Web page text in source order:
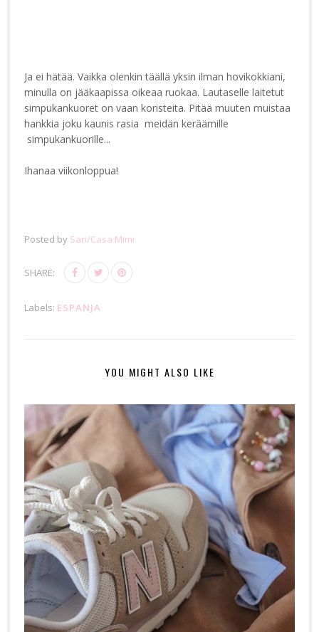
Ja ei hätää. Vaikka olenkin täällä yksin ilman hovikokkiani,
minulla on jääkaapissa oikeaa ruokaa. Lautaselle laitetut
simpukankuoret on vaan koristeita. Pitää muuten muistaa
hankkia joku kaunis rasia meidän keräämille
simpukankuorille...
Ihanaa viikonloppua!
Posted by Sari/Casa Mimi
SHARE:
Labels: ESPANJA
YOU MIGHT ALSO LIKE